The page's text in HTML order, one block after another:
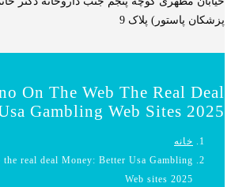
پلاک 9
Keno On The Web The
Usa Gambling Web
the web the real deal Money: Better Usa
Web sites